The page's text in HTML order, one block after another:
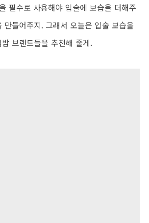
필수로 사용해야 입술에 보습을 더해주
만들어주지. 그래서 오늘은 입술 보습을
브랜드들을 추천해 줄게.